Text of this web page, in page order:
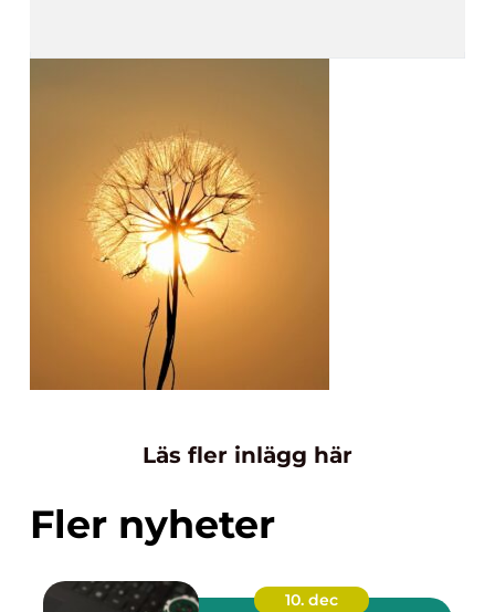
Läs fler inlägg här
Fler nyheter
10. dec